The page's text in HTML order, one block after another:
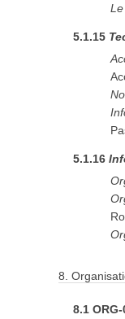
5.1.15
5.1.16
8.
8.1